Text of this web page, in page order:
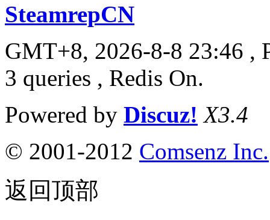
SteamrepCN
GMT+8, 2026-8-8 23:46 ,
3 queries , Redis On.
Powered by Discuz! X3.4
© 2001-2012 Comsenz Inc.
返回顶部